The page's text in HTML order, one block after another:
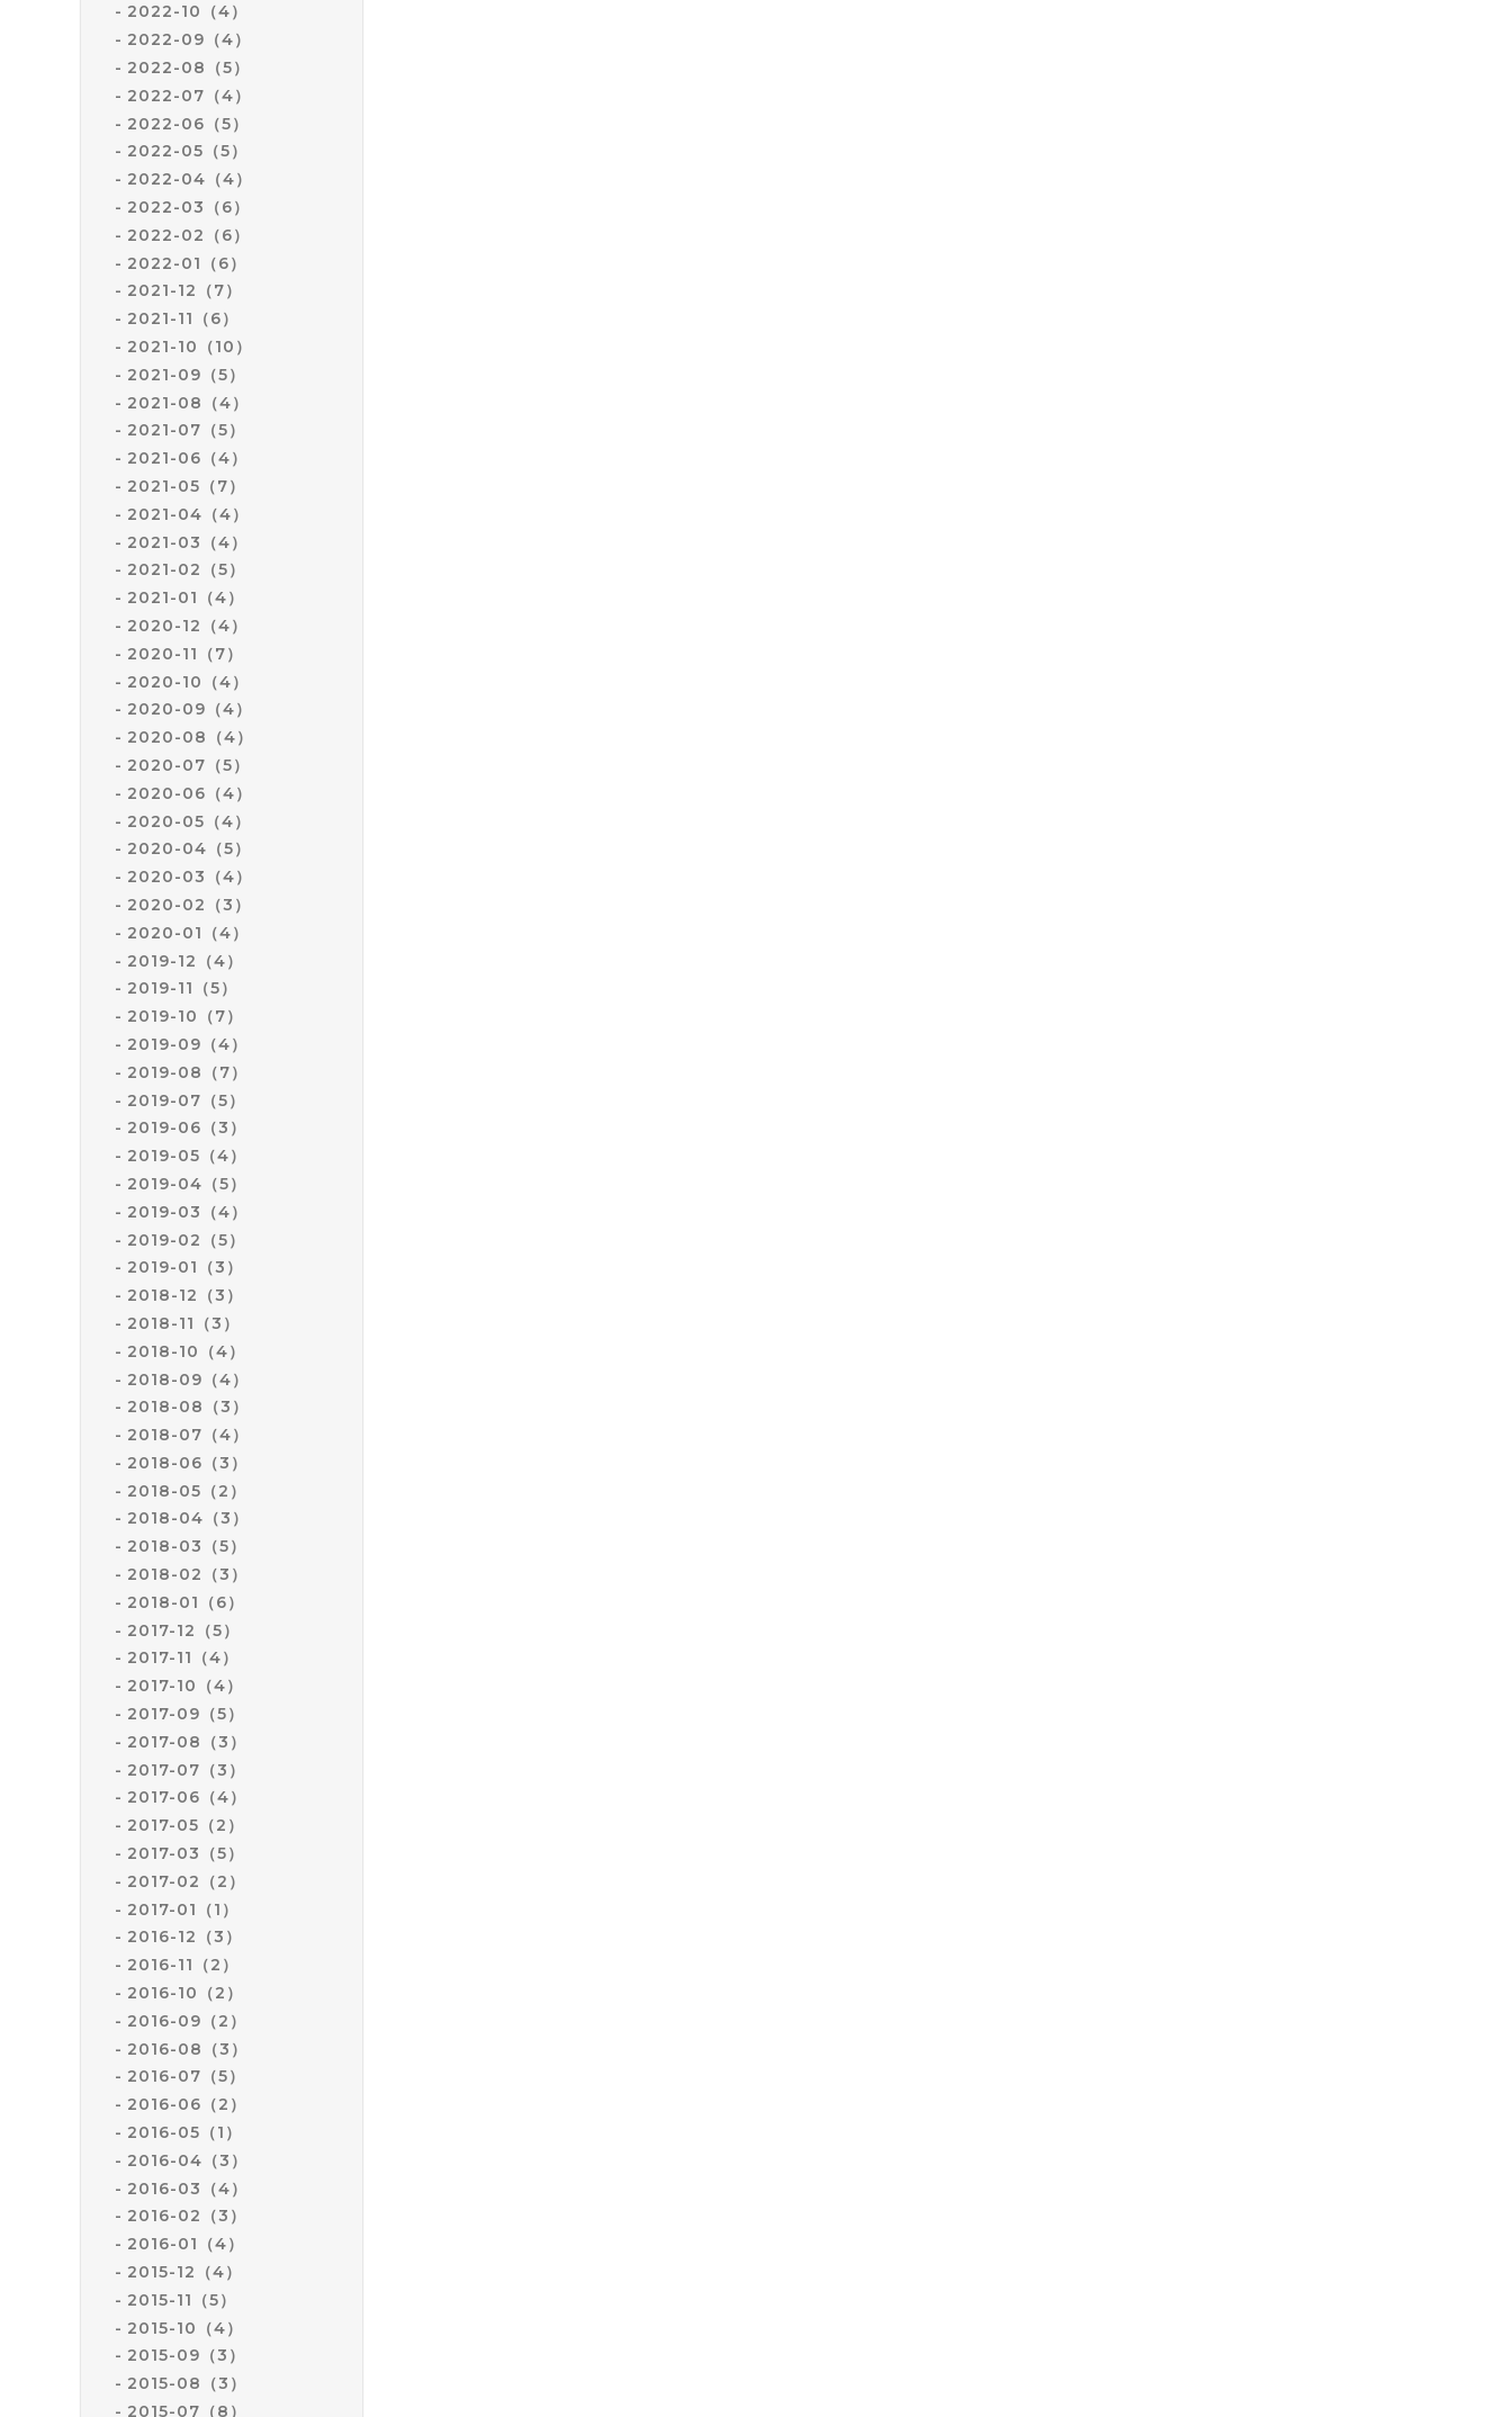
2022-10（4）
2022-09（4）
2022-08（5）
2022-07（4）
2022-06（5）
2022-05（5）
2022-04（4）
2022-03（6）
2022-02（6）
2022-01（6）
2021-12（7）
2021-11（6）
2021-10（10）
2021-09（5）
2021-08（4）
2021-07（5）
2021-06（4）
2021-05（7）
2021-04（4）
2021-03（4）
2021-02（5）
2021-01（4）
2020-12（4）
2020-11（7）
2020-10（4）
2020-09（4）
2020-08（4）
2020-07（5）
2020-06（4）
2020-05（4）
2020-04（5）
2020-03（4）
2020-02（3）
2020-01（4）
2019-12（4）
2019-11（5）
2019-10（7）
2019-09（4）
2019-08（7）
2019-07（5）
2019-06（3）
2019-05（4）
2019-04（5）
2019-03（4）
2019-02（5）
2019-01（3）
2018-12（3）
2018-11（3）
2018-10（4）
2018-09（4）
2018-08（3）
2018-07（4）
2018-06（3）
2018-05（2）
2018-04（3）
2018-03（5）
2018-02（3）
2018-01（6）
2017-12（5）
2017-11（4）
2017-10（4）
2017-09（5）
2017-08（3）
2017-07（3）
2017-06（4）
2017-05（2）
2017-03（5）
2017-02（2）
2017-01（1）
2016-12（3）
2016-11（2）
2016-10（2）
2016-09（2）
2016-08（3）
2016-07（5）
2016-06（2）
2016-05（1）
2016-04（3）
2016-03（4）
2016-02（3）
2016-01（4）
2015-12（4）
2015-11（5）
2015-10（4）
2015-09（3）
2015-08（3）
2015-07（8）